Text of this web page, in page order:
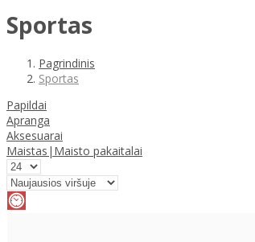
Sportas
Pagrindinis
Sportas
Papildai
Apranga
Aksesuarai
Maistas|Maisto pakaitalai